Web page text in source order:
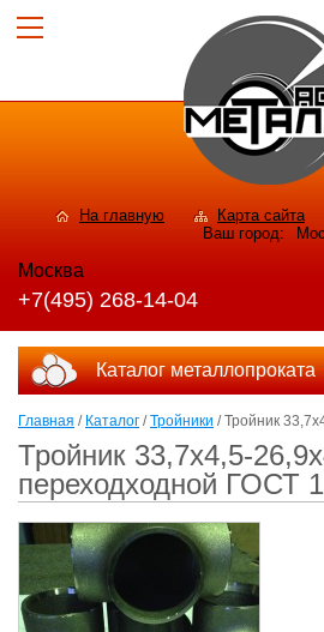
На главную Карта сайта
Ваш город:
Москва
+7(495) 268-14-04
Каталог металлопроката
Главная / Каталог /Тройники / Тройник
Тройник 33,7x4,5-
переходходной ГОСТ